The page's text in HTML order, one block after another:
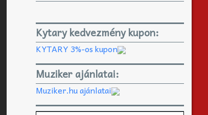
Kytary kedvezmény kupon:
KYTARY 3%-os kupon
Muziker ajánlatai:
Muziker.hu ajánlatai